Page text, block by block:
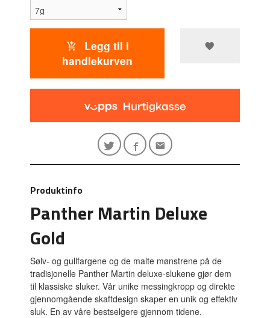
Legg til i
handlekurven
Produktinfo
Panther Martin Deluxe
Gold
Sølv- og gullfargene og de malte mønstrene på de
tradisjonelle Panther Martin deluxe-slukene gjør dem
til klassiske sluker. Vår unike messingkropp og direkte
gjennomgående skaftdesign skaper en unik og effektiv
sluk. En av våre bestselgere gjennom tidene.